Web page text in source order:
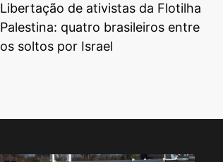
Libertação de ativistas da Flotilha
Palestina: quatro brasileiros entre
os soltos por Israel